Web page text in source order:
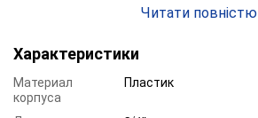
Прозорість.
Надійність матеріалу.
Ціна.
Читати повністю
Характеристики
Материал
корпуса
Пластик